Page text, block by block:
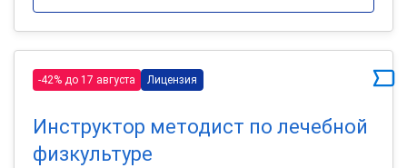
-42% до 17 августа Лицензия
Инструктор методист по лечебной
физкультуре